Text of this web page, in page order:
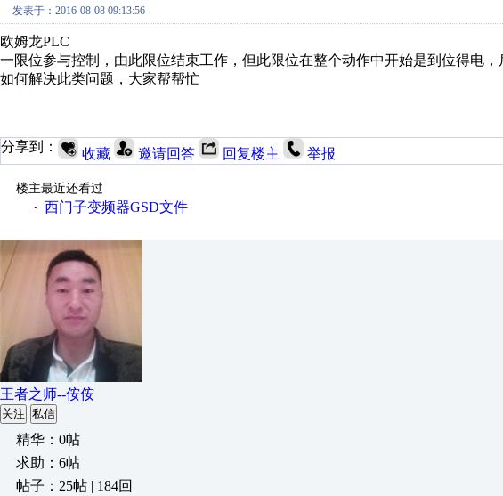
发表于：2016-08-08 09:13:56
欧姆龙PLC
一限位参与控制，由此限位结束工作，但此限位在整个动作中开始是到位得电
如何解决此类问题，大家帮帮忙
分享到： 收藏 邀请回答 回复楼主 举报
楼主最近还看过
· 西门子变频器GSD文件
王者之师--侒侒
关注 私信
精华：0帖
求助：6帖
帖子：25帖 | 184回